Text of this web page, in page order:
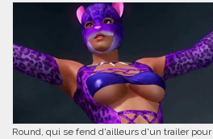
Round, qui se fend d'ailleurs d'un trailer pour